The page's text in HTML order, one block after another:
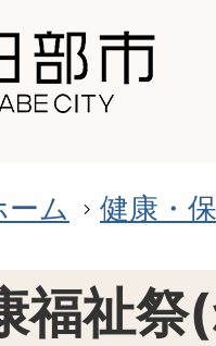
ーム 健康・
福祉祭